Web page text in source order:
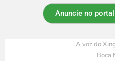
Anuncie no
A voz do
Boca